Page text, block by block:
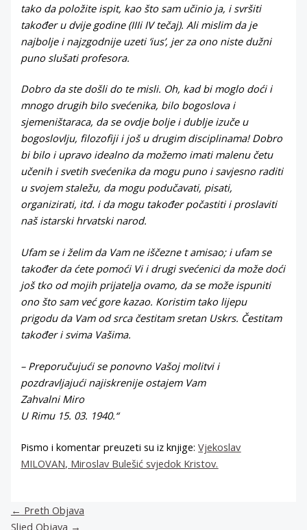
tako da položite ispit, kao što sam učinio ja, i svršiti
također u dvije godine (IIIi IV tečaj). Ali mislim da je
najbolje i najzgodnije uzeti ‘ius’, jer za ono niste dužni
puno slušati profesora.
Dobro da ste došli do te misli. Oh, kad bi moglo doći i
mnogo drugih bilo svećenika, bilo bogoslova i
sjemeništaraca, da se ovdje bolje i dublje izuče u
bogoslovlju, filozofiji i još u drugim disciplinama! Dobro
bi bilo i upravo idealno da možemo imati malenu četu
učenih i svetih svećenika da mogu puno i savjesno raditi
u svojem staležu, da mogu podučavati, pisati,
organizirati, itd. i da mogu također počastiti i proslaviti
naš istarski hrvatski narod.
Ufam se i želim da Vam ne iščezne t amisao; i ufam se
također da ćete pomoći Vi i drugi svećenici da može doći
još tko od mojih prijatelja ovamo, da se može ispuniti
ono što sam već gore kazao. Koristim tako lijepu
prigodu da Vam od srca čestitam sretan Uskrs. Čestitam
također i svima Vašima.
– Preporučujući se ponovno Vašoj molitvi i
pozdravljajući najiskrenije ostajem Vam
Zahvalni Miro
U Rimu 15. 03. 1940.“
Pismo i komentar preuzeti su iz knjige:Vjekoslav
MILOVAN, Miroslav Bulešić svjedok Kristov.
← Preth Objava
Sljed Objava →